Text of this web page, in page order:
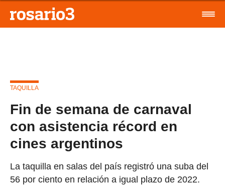
TAQUILLA
Fin de semana de carnaval
con asistencia récord en
cines argentinos
La taquilla en salas del país registró una suba del
56 por ciento en relación a igual plazo de 2022.